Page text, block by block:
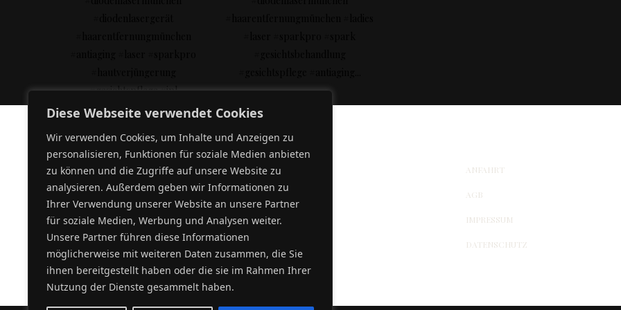
Diese Webseite verwendet Cookies
Wir verwenden Cookies, um Inhalte und Anzeigen zu
personalisieren, Funktionen für soziale Medien anbieten
zu können und die Zugriffe auf unsere Website zu
analysieren. Außerdem geben wir Informationen zu
Ihrer Verwendung unserer Website an unsere Partner
für soziale Medien, Werbung und Analysen weiter.
Unsere Partner führen diese Informationen
möglicherweise mit weiteren Daten zusammen, die Sie
ihnen bereitgestellt haben oder die sie im Rahmen Ihrer
Nutzung der Dienste gesammelt haben.
ARSEM
BEAUTY
Verabschiede dich von unerwünschten Haaren
– Willkommen zu perfekter Haut!
info@arsembeauty.de
HOME
ÜBER UNS
PREISE
ANFAHRT
AGB
IMPRESSUM
DATENSCHUTZ